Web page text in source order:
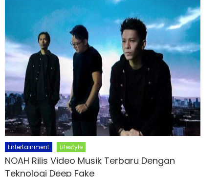
Entertainment Lifestyle
NOAH Rilis Video Musik Terbaru Dengan
Teknologi Deep Fake